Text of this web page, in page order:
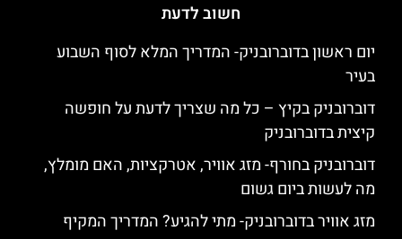
חשוב לדעת
יום ראשון בדוברובניק- המדריך המלא לסוף השבוע
בעיר
דוברובניק בקיץ – כל מה שצריך לדעת על חופשה
קיצית בדוברובניק
דוברובניק בחורף- מזג אוויר, אטרקציות, האם מומלץ,
מה לעשות ביום גשום
מזג אוויר בדוברובניק- מתי להגיע? המדריך המקיף